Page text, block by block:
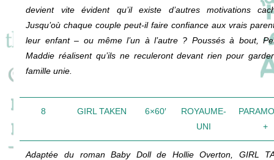
devient vite évident qu’il existe d’autres motivations
Jusqu’où chaque couple peut-il faire confiance aux vrais
leur enfant – ou même l’un à l’autre ? Poussés à bout,
Maddie réalisent qu’ils ne reculeront devant rien pour
famille unie.
8 GIRL TAKEN 6×60′
ROYAUME-
UNI
+
Adaptée du roman Baby Doll de Hollie Overton, GIRL